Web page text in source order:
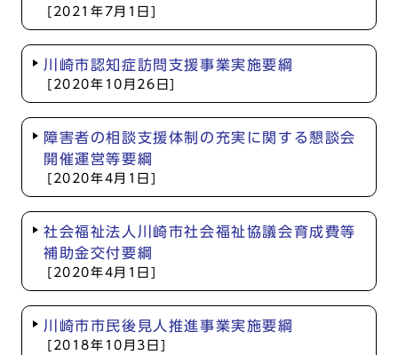
[2021年7月1日]
川崎市認知症訪問支援事業実施要綱
[2020年10月26日]
障害者の相談支援体制の充実に関する懇談会
開催運営等要綱
[2020年4月1日]
社会福祉法人川崎市社会福祉協議会育成費等
補助金交付要綱
[2020年4月1日]
川崎市市民後見人推進事業実施要綱
[2018年10月3日]